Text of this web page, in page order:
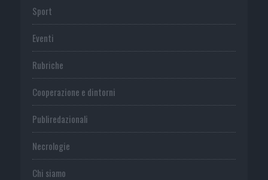
Sport
Eventi
Rubriche
Cooperazione e dintorni
Publiredazionali
Necrologie
Chi siamo